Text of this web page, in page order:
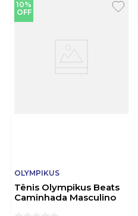
10%
OFF
OLYMPIKUS
Tênis Olympikus Beats
Caminhada Masculino